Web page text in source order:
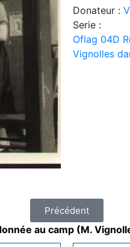
Donateur :
Serie :
Oflag 04D
Vignolles
Précédent
au camp (M.